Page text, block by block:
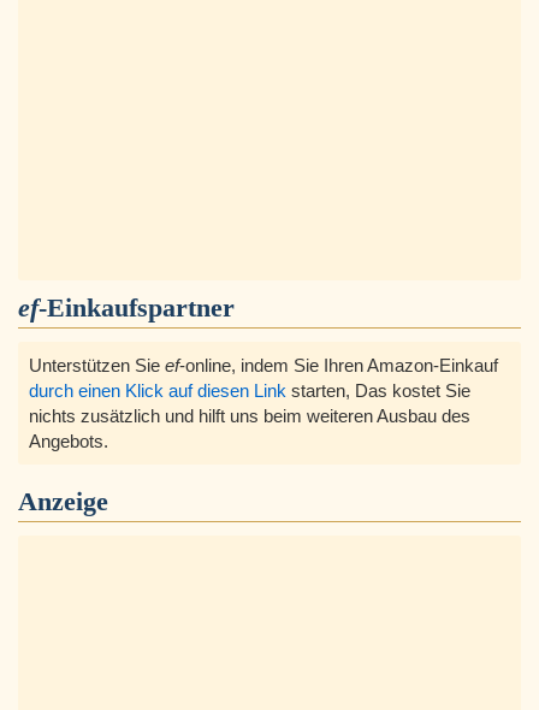
ef-Einkaufspartner
Unterstützen Sie ef-online, indem Sie Ihren Amazon-Einkauf
durch einen Klick auf diesen Link starten, Das kostet Sie
nichts zusätzlich und hilft uns beim weiteren Ausbau des
Angebots.
Anzeige